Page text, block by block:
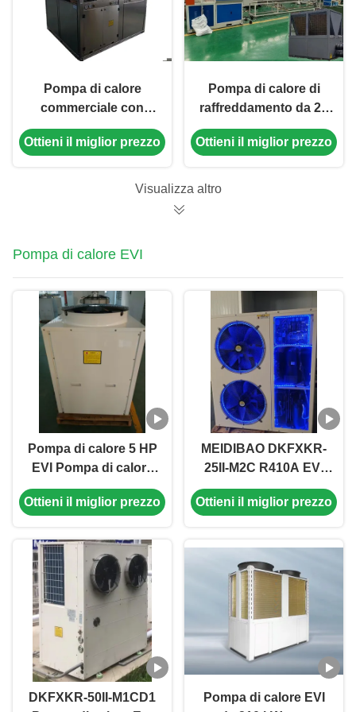
Pompa di calore
commerciale con
refrigerante R410A ad
alta efficienza con
Ottieni il miglior prezzo
Pompa di calore di
raffreddamento da 20
CV 44 kW con
compressore a rotolo
Ottieni il miglior prezzo
Visualizza altro
Pompa di calore EVI
Pompa di calore 5 HP
EVI Pompa di calore
monoblocco elettrica
domestica Alta
° C
Ottieni il miglior prezzo
MEIDIBAO DKFXKR-
25II-M2C R410A EVI
Inverter DC Pompa di
calore 50Hz Sorgente
Ottieni il miglior prezzo
DKFXKR-50II-M1CD1
Pompa di calore EVI